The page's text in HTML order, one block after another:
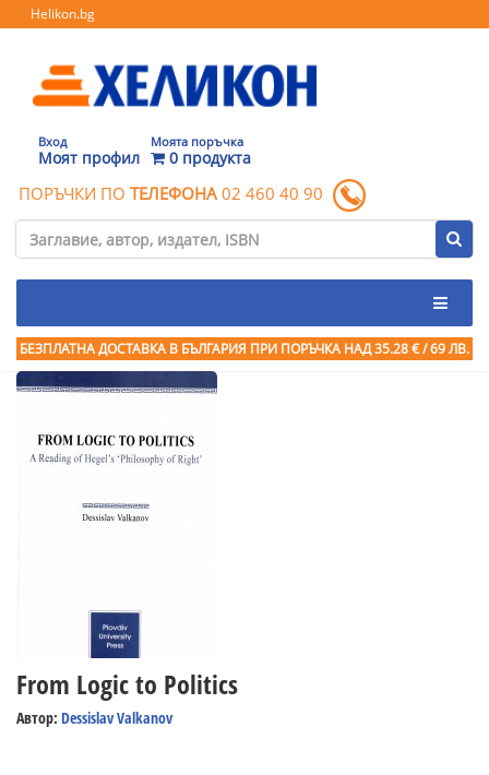
Helikon.bg
Вход
Моят профил
Моята поръчка
0 продукта
ПОРЪЧКИ ПО ТЕЛЕФОНА 02 460 40 90
БЕЗПЛАТНА ДОСТАВКА В БЪЛГАРИЯ ПРИ ПОРЪЧКА НАД 35.28 € / 69 ЛВ.
From Logic to Politics
Автор: Dessislav Valkanov